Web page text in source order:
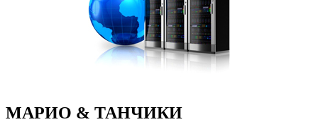
МАРИО & ТАНЧИКИ